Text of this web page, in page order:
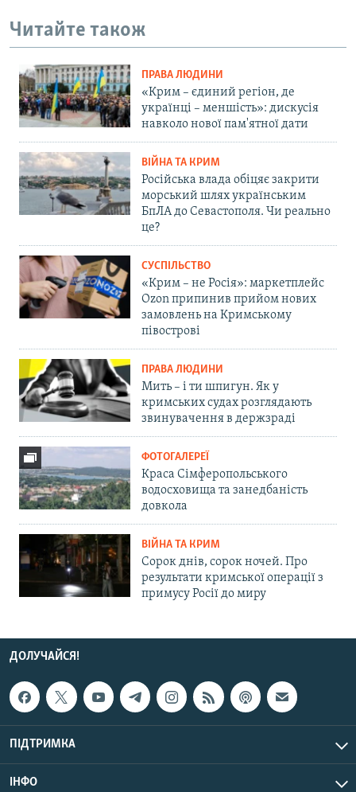
Читайте також
ПРАВА ЛЮДИНИ
«Крим – єдиний регіон, де
українці – меншість»: дискусія
навколо нової пам'ятної дати
ВІЙНА ТА КРИМ
Російська влада обіцяє закрити
морський шлях українським
БпЛА до Севастополя. Чи реально
це?
СУСПІЛЬСТВО
«Крим – не Росія»: маркетплейс
Ozon припинив прийом нових
замовлень на Кримському
півострові
ПРАВА ЛЮДИНИ
Мить – і ти шпигун. Як у
кримських судах розглядають
звинувачення в держзраді
ФОТОГАЛЕРЕЇ
Краса Сімферопольського
водосховища та занедбаність
довкола
ВІЙНА ТА КРИМ
Сорок днів, сорок ночей. Про
результати кримської операції з
примусу Росії до миру
ДОЛУЧАЙСЯ!
ПІДТРИМКА
ІНФО